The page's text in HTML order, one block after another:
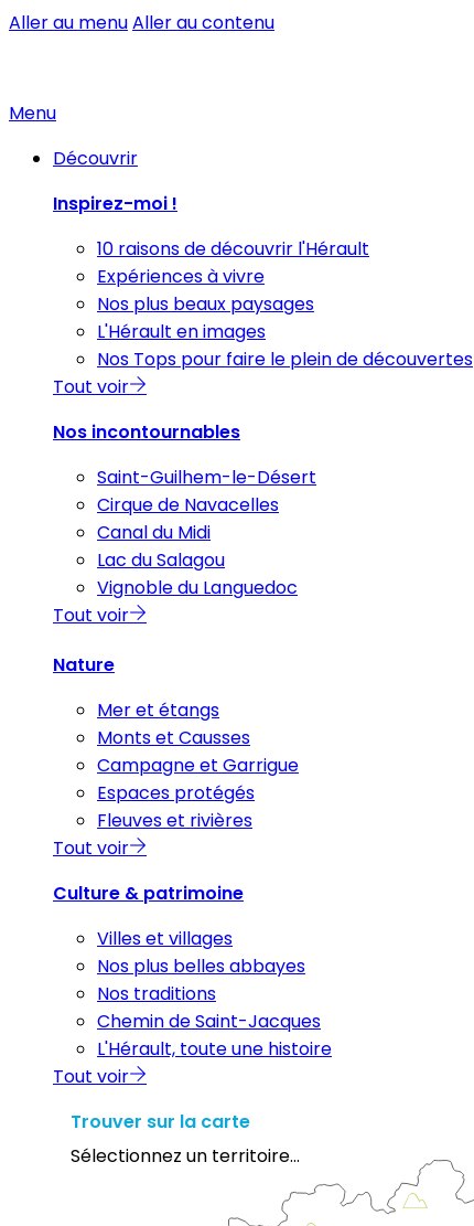
Aller au menuAller au contenu
Menu
Découvrir
Inspirez-moi !
10 raisons de découvrir l'Hérault
Expériences à vivre
Nos plus beaux paysages
L'Hérault en images
Nos Tops pour faire le plein de découvertes
Tout voir
Nos incontournables
Saint-Guilhem-le-Désert
Cirque de Navacelles
Canal du Midi
Lac du Salagou
Vignoble du Languedoc
Tout voir
Nature
Mer et étangs
Monts et Causses
Campagne et Garrigue
Espaces protégés
Fleuves et rivières
Tout voir
Culture & patrimoine
Villes et villages
Nos plus belles abbayes
Nos traditions
Chemin de Saint-Jacques
L'Hérault, toute une histoire
Tout voir
Trouver sur la carte
Sélectionnez un territoire...